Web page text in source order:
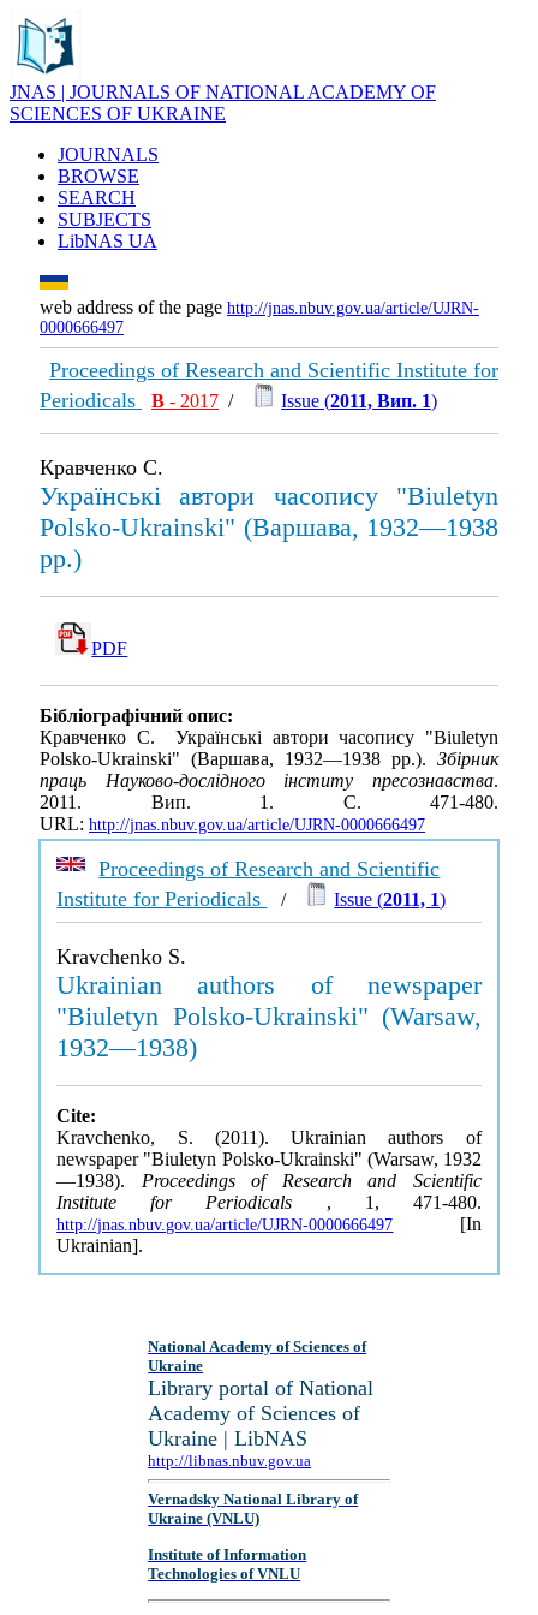
JNAS | JOURNALS OF NATIONAL ACADEMY OF
SCIENCES OF UKRAINE
JOURNALS
BROWSE
SEARCH
SUBJECTS
LibNAS UA
web address of the page http://jnas.nbuv.gov.ua/article/UJRN-
0000666497
Proceedings of Research and Scientific Institute for
Periodicals
В - 2017 / Issue (2011, Вип. 1)
Кравченко С.
Українські автори часопису "Biuletyn
Polsko-Ukrainski" (Варшава, 1932—1938
рр.)
PDF
Бібліографічний опис:
Кравченко С. Українські автори часопису "Biuletyn
Polsko-Ukrainski" (Варшава, 1932—1938 рр.). Збірник
праць Науково-дослідного інститу пресознавства.
2011. Вип. 1. С. 471-480.
URL: http://jnas.nbuv.gov.ua/article/UJRN-0000666497
Proceedings of Research and Scientific
Institute for Periodicals
/ Issue (2011, 1)
Kravchenko S.
Ukrainian authors of newspaper
"Biuletyn Polsko-Ukrainski" (Warsaw,
1932—1938)
Cite:
Kravchenko, S. (2011). Ukrainian authors of
newspaper "Biuletyn Polsko-Ukrainski" (Warsaw, 1932
—1938). Proceedings of Research and Scientific
Institute for Periodicals , 1, 471-480.
http://jnas.nbuv.gov.ua/article/UJRN-0000666497 [In
Ukrainian].
National Academy of Sciences of
Ukraine
Library portal of National
Academy of Sciences of
Ukraine | LibNAS
http://libnas.nbuv.gov.ua
Vernadsky National Library of
Ukraine (VNLU)
Institute of Information
Technologies of VNLU